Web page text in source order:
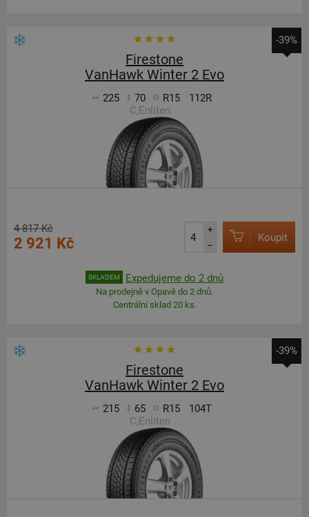
-39%
Firestone
VanHawk Winter 2 Evo
225 70 R15
112R
C,Enliten
4 817 Kč
2 921 Kč
+
–
Koupit
SKLADEM Expedujeme do 2 dnů
Na prodejně v Opavě do 2 dnů.
Centrální sklad 20 ks.
-39%
Firestone
VanHawk Winter 2 Evo
215 65 R15
104T
C,Enliten